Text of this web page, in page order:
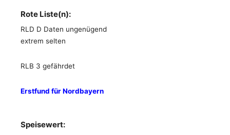
Rote Liste(n):
RLD D Daten ungenügend
extrem selten
RLB 3 gefährdet
Erstfund für Nordbayern
Speisewert: